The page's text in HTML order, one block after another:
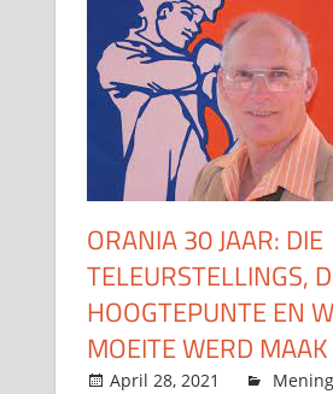
ORANIA 30 JAAR: DIE
TELEURSTELLINGS,
HOOGTEPUNTE EN
MOEITE WERD MAAK
April 28, 2021 admin